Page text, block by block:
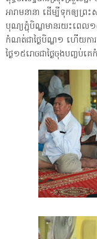
អារាមនានា ដើម្បីទុកឲ្យ
បុណ្យភ្ជុំបិណ្ឌមានរយះពេល១
កំណត់ជាថ្ងៃបិណ្ឌ១ ហើយក
ថ្ងៃ១៥រោចជាថ្ងៃចុងបញ្ចប់